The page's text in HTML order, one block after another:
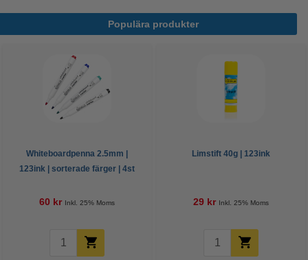
Populära produkter
Whiteboardpenna 2.5mm |
123ink | sorterade färger | 4st
60 kr Inkl. 25% Moms
Limstift 40g | 123ink
29 kr Inkl. 25% Moms